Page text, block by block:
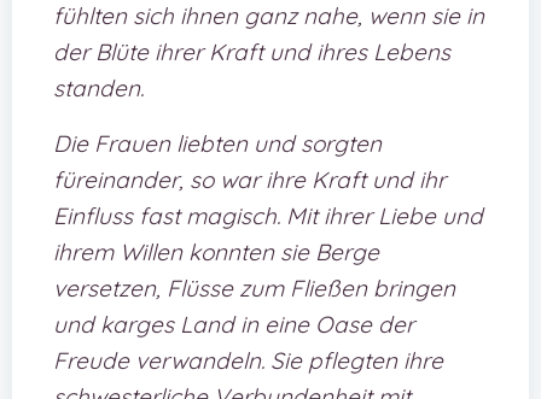
fühlten sich ihnen ganz nahe, wenn sie in
der Blüte ihrer Kraft und ihres Lebens
standen.
Die Frauen liebten und sorgten
füreinander, so war ihre Kraft und ihr
Einfluss fast magisch. Mit ihrer Liebe und
ihrem Willen konnten sie Berge
versetzen, Flüsse zum Fließen bringen
und karges Land in eine Oase der
Freude verwandeln. Sie pflegten ihre